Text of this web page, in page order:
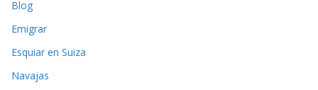
Blog
Emigrar
Esquiar en Suiza
Navajas